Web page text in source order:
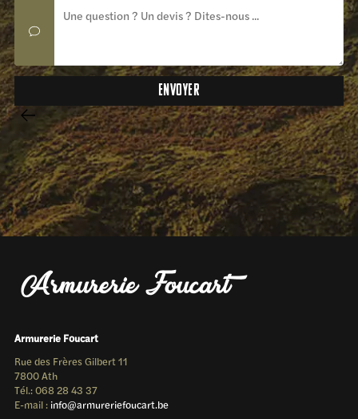
Armurerie Foucart
Rue des Frères Gilbert 11
7800 Ath
Tél.: 068 28 43 37
E-mail : info@armureriefoucart.be